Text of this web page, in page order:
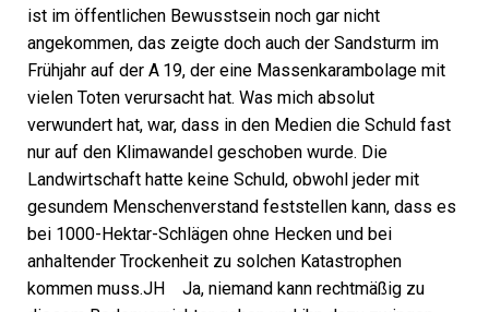
ist im öffentlichen Bewusstsein noch gar nicht
angekommen, das zeigte doch auch der Sandsturm im
Frühjahr auf der A 19, der eine Massenkarambolage mit
vielen Toten verursacht hat. Was mich absolut
verwundert hat, war, dass in den Medien die Schuld fast
nur auf den Klimawandel geschoben wurde. Die
Landwirtschaft hatte keine Schuld, obwohl jeder mit
gesundem Menschenverstand feststellen kann, dass es
bei 1000-Hektar-Schlägen ohne Hecken und bei
anhaltender Trockenheit zu solchen Katastrophen
kommen muss.JH Ja, niemand kann rechtmäßig zu